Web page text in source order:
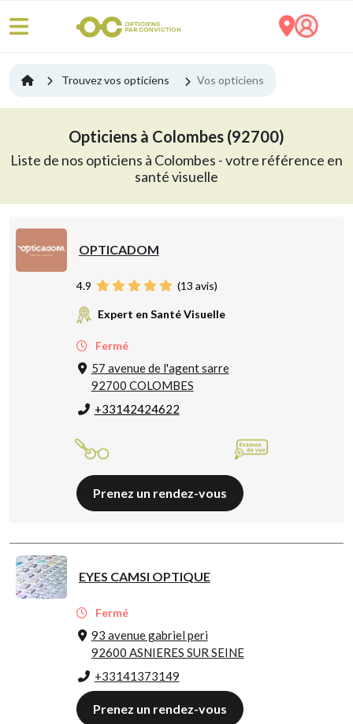
Trouvez vos opticiens Vos opticiens
Opticiens à Colombes (92700)
Liste de nos opticiens à Colombes - votre référence en
santé visuelle
OPTICADOM
4.9 (13 avis)
Expert en Santé Visuelle
Fermé
57 avenue de l'agent sarre
92700 COLOMBES
+33142424622
Prenez un rendez-vous
EYES CAMSI OPTIQUE
Fermé
93 avenue gabriel peri
92600 ASNIERES SUR SEINE
+33141373149
Prenez un rendez-vous